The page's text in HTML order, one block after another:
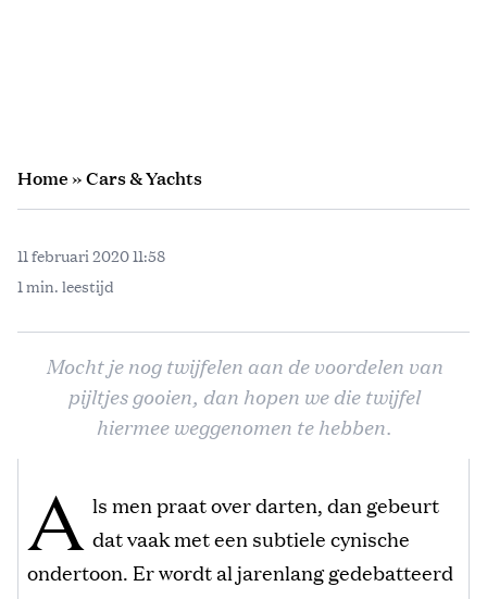
Home»Cars & Yachts
11 februari 2020 11:58
1 min. leestijd
Mocht je nog twijfelen aan de voordelen van
pijltjes gooien, dan hopen we die twijfel
hiermee weggenomen te hebben.
A ls men praat over darten, dan gebeurt
dat vaak met een subtiele cynische
ondertoon. Er wordt al jarenlang gedebatteerd